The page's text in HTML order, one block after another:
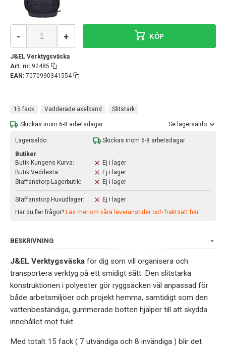
J&EL Verktygsväska
Art. nr: 92485
EAN: 7070990341554
- + KÖP
15 fack Vadderade axelband Slitstark
Skickas inom 6-8 arbetsdagar Se lagersaldo
Lagersaldo:
Skickas inom 6-8 arbetsdagar
Butiker
Butik Kungens Kurva:
Ej i lager
Butik Veddesta:
Ej i lager
Staffanstorp Lagerbutik:
Ej i lager
Staffanstorp Huvudlager:
Ej i lager
Har du fler frågor? Läs mer om våra leveranstider och fraktsätt här.
BESKRIVNING
J&EL Verktygsväska för dig som vill organisera och
transportera verktyg på ett smidigt sätt. Den slitstarka
konstruktionen i polyester gör ryggsäcken väl anpassad för
både arbetsmiljöer och projekt hemma, samtidigt som den
vattenbeständiga, gummerade botten hjälper till att skydda
innehållet mot fukt.
Med totalt 15 fack ( 7 utvändiga och 8 invändiga ) blir det